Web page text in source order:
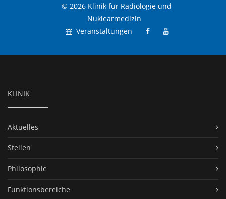
© 2026 Klinik für Radiologie und
Nuklearmedizin
Veranstaltungen
KLINIK
Aktuelles
Stellen
Philosophie
Funktionsbereiche